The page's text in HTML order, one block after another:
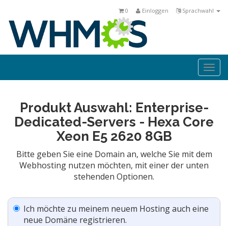
Sprachwahl
Einloggen
0
Produkt Auswahl: Enterprise-
Dedicated-Servers - Hexa Core
Xeon E5 2620 8GB
Bitte geben Sie eine Domain an, welche Sie mit dem
Webhosting nutzen möchten, mit einer der unten
stehenden Optionen.
Ich möchte zu meinem neuem Hosting auch eine
neue Domäne registrieren.